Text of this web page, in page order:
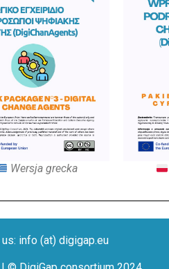
Wersja grecka
info (at) digigap.eu